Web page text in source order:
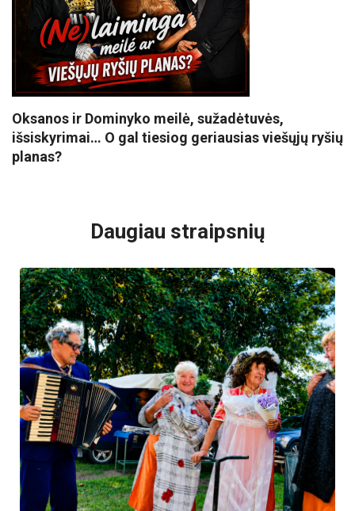
Oksanos ir Dominyko meilė, sužadėtuvės,
išsiskyrimai… O gal tiesiog geriausias viešųjų ryšių
planas?
Daugiau straipsnių